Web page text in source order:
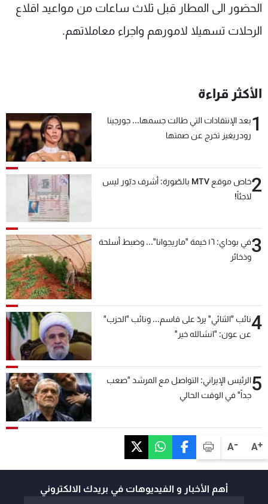
A+
A-
الحضور الى المطار قبل ثلاث ساعات من مواعيد اقلاع
الرحلات تسهيلا لامورهم واجراء معاملاتهم.
الأكثر قراءة
1بعد الإنتقادات التي طالت جسمها... جورجينا
رودريغيز تخرج عن صمتها
2
خاص موقع MTV بالصّورة: أشرف دبّور ليس
لاجئاً!
3
في بوداي: ١٦ خيمة "ماريجوانا"... وضبط أسلحة
وذخائر
4نائب "الثنائي" يردّ على قاسم... ونائب "الحزب"
عن عون: "انشالله خير"
5الرئيس الإيراني: التواصل مع المرشد "صعب
جداً" في الوقت الحالي
أهم الأخبار و الفيديوهات في بريدك الالكتروني